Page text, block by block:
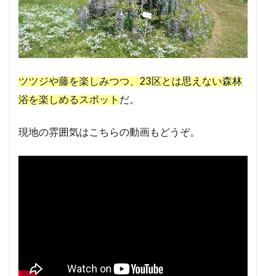
ツツジや藤を楽しみつつ、23区とは思えない森林
浴を楽しめるスポット だ。
現地の雰囲気はこちらの動画もどうぞ。